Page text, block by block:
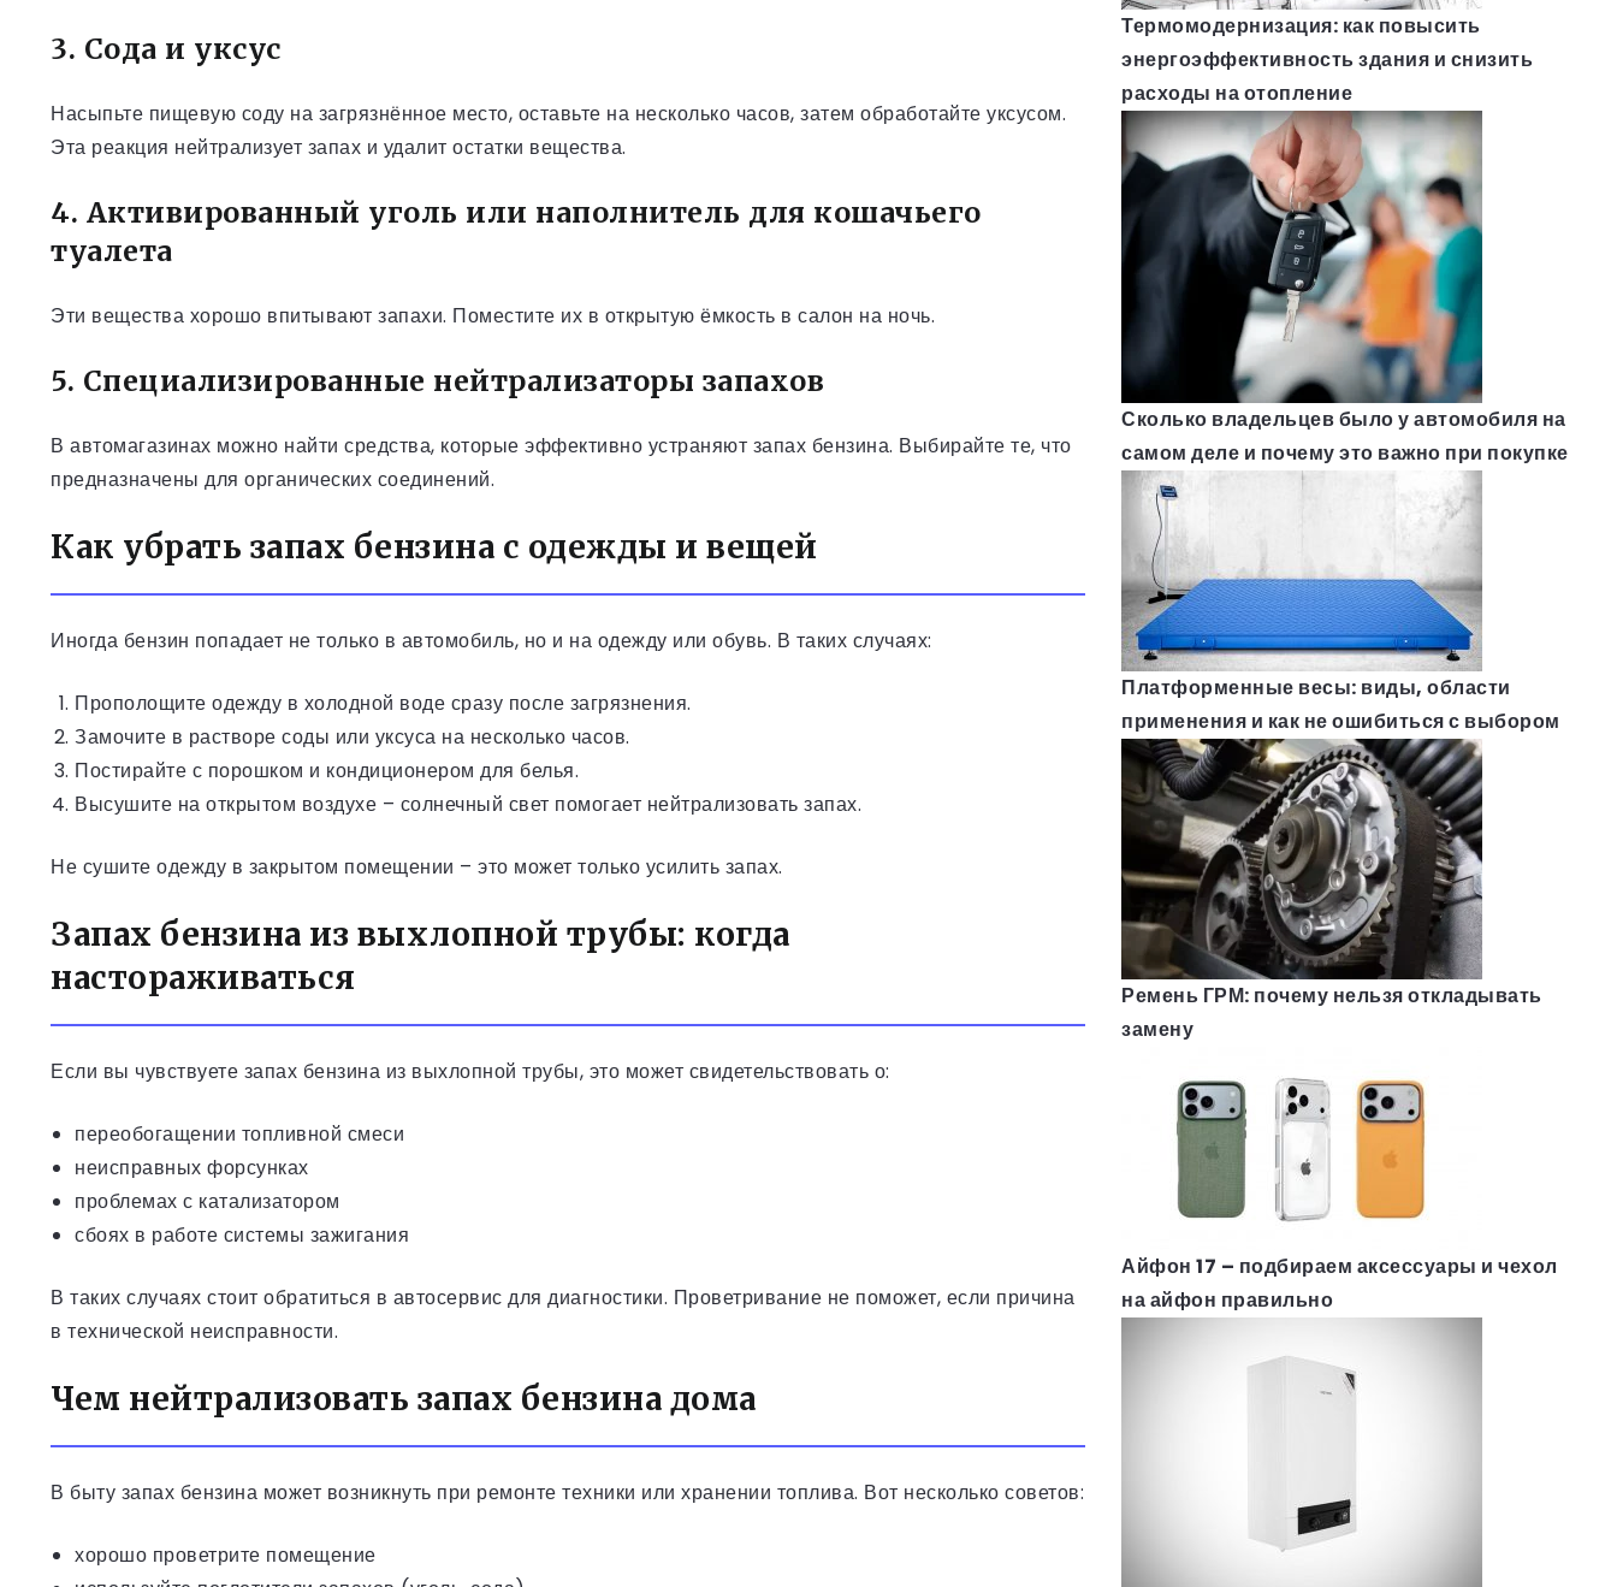
3. Сода и уксус
Насыпьте пищевую соду на загрязнённое место, оставьте на несколько часов, затем обработайте уксусом.
Эта реакция нейтрализует запах и удалит остатки вещества.
4. Активированный уголь или наполнитель для кошачьего
туалета
Эти вещества хорошо впитывают запахи. Поместите их в открытую ёмкость в салон на ночь.
5. Специализированные нейтрализаторы запахов
В автомагазинах можно найти средства, которые эффективно устраняют запах бензина. Выбирайте те, что
предназначены для органических соединений.
Как убрать запах бензина с одежды и вещей
Иногда бензин попадает не только в автомобиль, но и на одежду или обувь. В таких случаях:
Прополощите одежду в холодной воде сразу после загрязнения.
Замочите в растворе соды или уксуса на несколько часов.
Постирайте с порошком и кондиционером для белья.
Высушите на открытом воздухе – солнечный свет помогает нейтрализовать запах.
Не сушите одежду в закрытом помещении – это может только усилить запах.
Запах бензина из выхлопной трубы: когда
настораживаться
Если вы чувствуете запах бензина из выхлопной трубы, это может свидетельствовать о:
переобогащении топливной смеси
неисправных форсунках
проблемах с катализатором
сбоях в работе системы зажигания
В таких случаях стоит обратиться в автосервис для диагностики. Проветривание не поможет, если причина
в технической неисправности.
Чем нейтрализовать запах бензина дома
В быту запах бензина может возникнуть при ремонте техники или хранении топлива. Вот несколько советов:
хорошо проветрите помещение
Термомодернизация: как повысить
энергоэффективность здания и снизить
расходы на отопление
Сколько владельцев было у автомобиля на
самом деле и почему это важно при покупке
Платформенные весы: виды, области
применения и как не ошибиться с выбором
Ремень ГРМ: почему нельзя откладывать
замену
Айфон 17 – подбираем аксессуары и чехол
на айфон правильно